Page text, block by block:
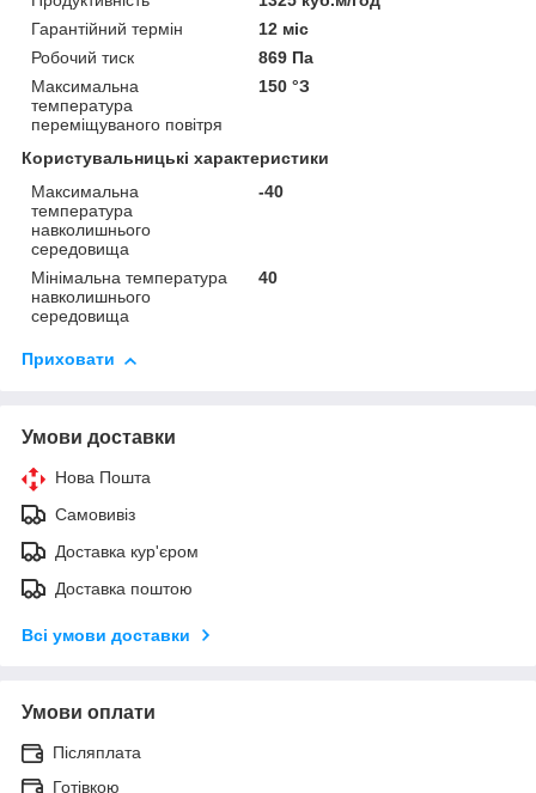
Гарантійний термін
12 міс
Робочий тиск
869 Па
Максимальна
температура
переміщуваного повітря
150 °З
Користувальницькі характеристики
Максимальна
температура
навколишнього
середовища
-40
Мінімальна температура
навколишнього
середовища
40
Приховати
Умови доставки
Нова Пошта
Самовивіз
Доставка кур'єром
Доставка поштою
Всі умови доставки
Умови оплати
Післяплата
Готівкою